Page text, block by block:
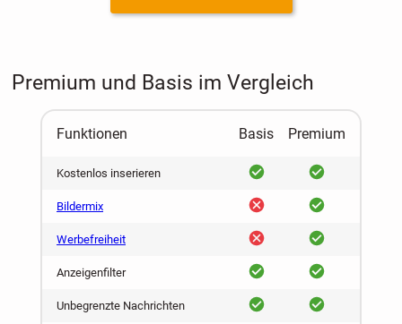
Premium und Basis im Vergleich
Funktionen Basis Premium
Kostenlos inserieren ja ja
Bildermix nein ja
Werbefreiheit nein ja
Anzeigenfilter ja ja
Unbegrenzte Nachrichten ja ja